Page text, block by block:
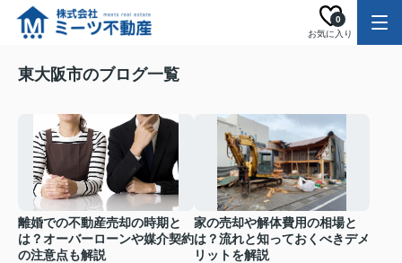
お気に入り
0
東大阪市のブログ一覧
離婚での不動産売却の時期と
は？オーバーローンや媒介契約
の注意点も解説
家の売却や解体費用の相場と
は？流れと知っておくべきデメ
リットを解説